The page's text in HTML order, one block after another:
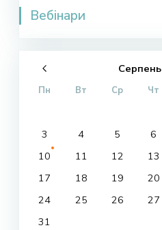
Вебінари
Серпень
Пн Вт Ср Чт
3
4 5 6
10
11 12 13
17
18 19 20
24
25 26 27
31